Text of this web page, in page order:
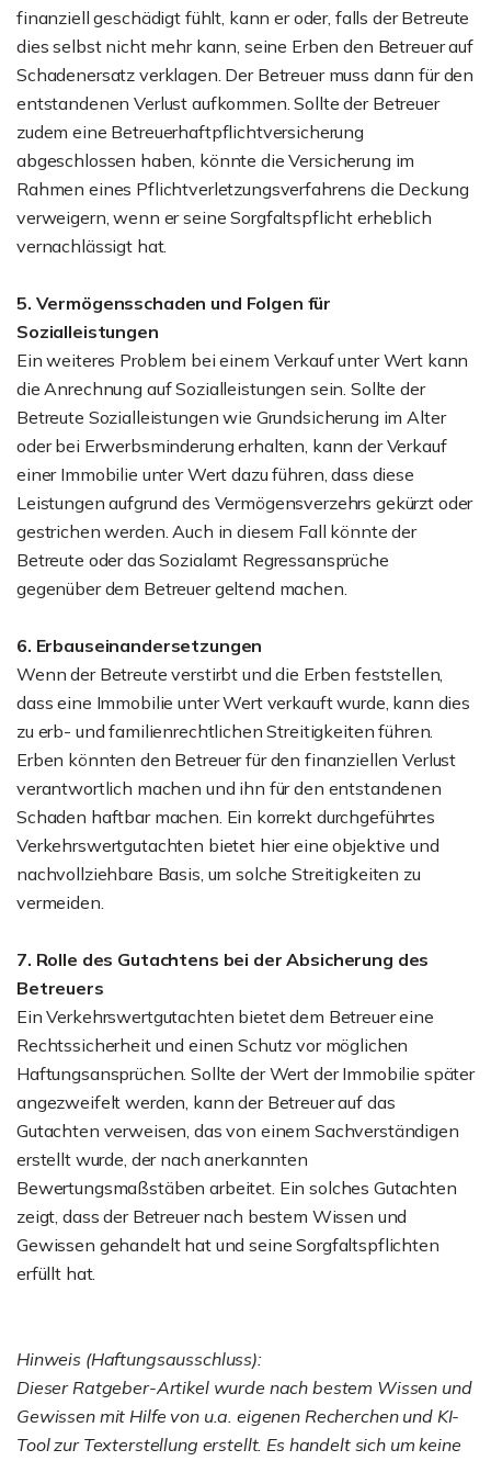
finanziell geschädigt fühlt, kann er oder, falls der Betreute
dies selbst nicht mehr kann, seine Erben den Betreuer auf
Schadenersatz verklagen. Der Betreuer muss dann für den
entstandenen Verlust aufkommen. Sollte der Betreuer
zudem eine Betreuerhaftpflichtversicherung
abgeschlossen haben, könnte die Versicherung im
Rahmen eines Pflichtverletzungsverfahrens die Deckung
verweigern, wenn er seine Sorgfaltspflicht erheblich
vernachlässigt hat.
5. Vermögensschaden und Folgen für
Sozialleistungen
Ein weiteres Problem bei einem Verkauf unter Wert kann
die Anrechnung auf Sozialleistungen sein. Sollte der
Betreute Sozialleistungen wie Grundsicherung im Alter
oder bei Erwerbsminderung erhalten, kann der Verkauf
einer Immobilie unter Wert dazu führen, dass diese
Leistungen aufgrund des Vermögensverzehrs gekürzt oder
gestrichen werden. Auch in diesem Fall könnte der
Betreute oder das Sozialamt Regressansprüche
gegenüber dem Betreuer geltend machen.
6. Erbauseinandersetzungen
Wenn der Betreute verstirbt und die Erben feststellen,
dass eine Immobilie unter Wert verkauft wurde, kann dies
zu erb- und familienrechtlichen Streitigkeiten führen.
Erben könnten den Betreuer für den finanziellen Verlust
verantwortlich machen und ihn für den entstandenen
Schaden haftbar machen. Ein korrekt durchgeführtes
Verkehrswertgutachten bietet hier eine objektive und
nachvollziehbare Basis, um solche Streitigkeiten zu
vermeiden.
7. Rolle des Gutachtens bei der Absicherung des
Betreuers
Ein Verkehrswertgutachten bietet dem Betreuer eine
Rechtssicherheit und einen Schutz vor möglichen
Haftungsansprüchen. Sollte der Wert der Immobilie später
angezweifelt werden, kann der Betreuer auf das
Gutachten verweisen, das von einem Sachverständigen
erstellt wurde, der nach anerkannten
Bewertungsmaßstäben arbeitet. Ein solches Gutachten
zeigt, dass der Betreuer nach bestem Wissen und
Gewissen gehandelt hat und seine Sorgfaltspflichten
erfüllt hat.
Hinweis (Haftungsausschluss):
Dieser Ratgeber-Artikel wurde nach bestem Wissen und
Gewissen mit Hilfe von u.a. eigenen Recherchen und KI-
Tool zur Texterstellung erstellt. Es handelt sich um keine